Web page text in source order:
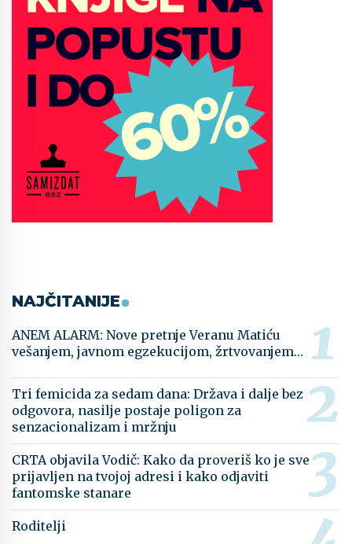
NAJČITANIJE
ANEM ALARM: Nove pretnje Veranu Matiću
vešanjem, javnom egzekucijom, žrtvovanjem…
Tri femicida za sedam dana: Država i dalje bez
odgovora, nasilje postaje poligon za
senzacionalizam i mržnju
CRTA objavila Vodič: Kako da proveriš ko je sve
prijavljen na tvojoj adresi i kako odjaviti
fantomske stanare
Roditelji